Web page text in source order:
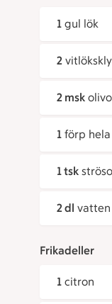
1 gul lök
2
2 msk
1 förp
1 tsk
2 dl vatten
Frikadeller
1 citron